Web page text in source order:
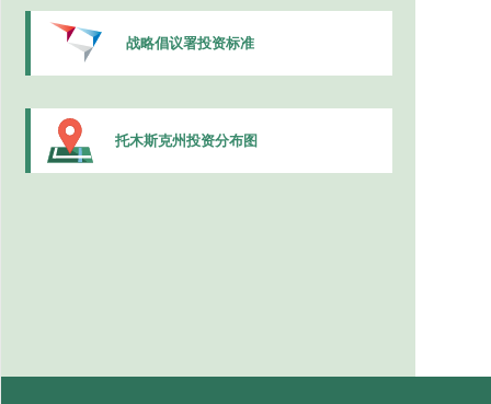
战略倡议署投资标准
托木斯克州投资分布图